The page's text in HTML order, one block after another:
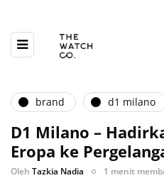
brand d1 milano
D1 Milano –
Eropa ke
Oleh Tazkia Nadia 1 menit